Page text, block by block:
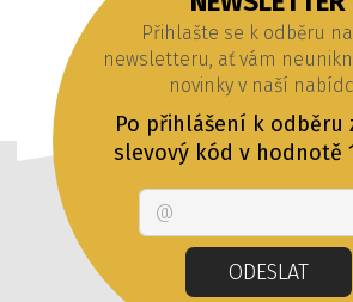
Přihlašte se k odběru
newsletteru, ať vám
novinky v naší
Po přihlášení k odběru
slevový kód v hodnotě
ODESLAT